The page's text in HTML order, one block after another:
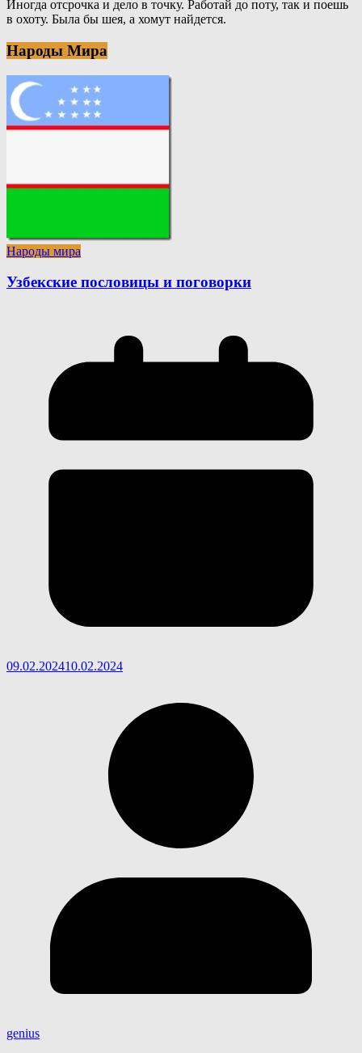
Иногда отсрочка и дело в точку. Работай до поту, так и поешь
в охоту. Была бы шея, а хомут найдется.
Народы Мира
Народы мира
Узбекские пословицы и поговорки
09.02.202410.02.2024
genius